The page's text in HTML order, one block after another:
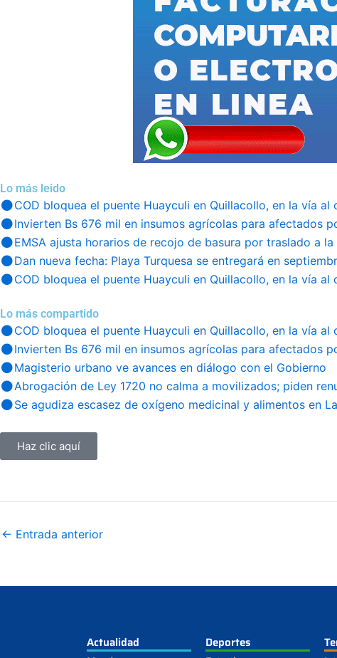
Lo más leido
COD bloquea el puente Huayculi en Quillacollo, en la vía al
Invierten Bs 676 mil en insumos agrícolas para afectados
EMSA ajusta horarios de recojo de basura por traslado a
Dan nueva fecha: Playa Turquesa se entregará en
COD bloquea el puente Huayculi en Quillacollo, en la vía al
Lo más compartido
COD bloquea el puente Huayculi en Quillacollo, en la vía al
Invierten Bs 676 mil en insumos agrícolas para afectados
Magisterio urbano ve avances en diálogo con el Gobierno
Abrogación de Ley 1720 no calma a movilizados; piden
Se agudiza escasez de oxígeno medicinal y alimentos en
Haz clic aquí
← Entrada anterior
Actualidad Deportes